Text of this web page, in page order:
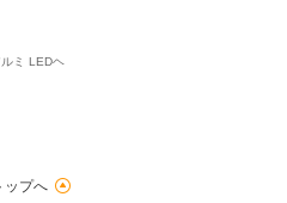
ミ LEDヘ
ップへ